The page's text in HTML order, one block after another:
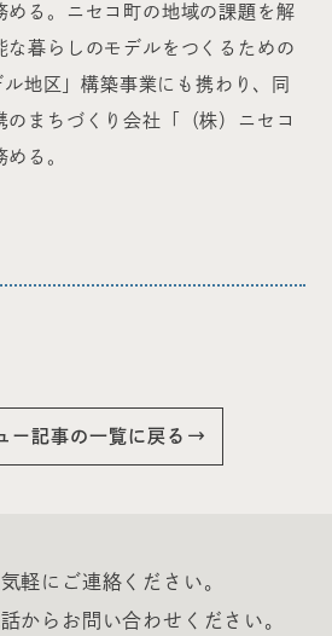
める。ニセコ町の地域の課題を解
な暮らしのモデルをつくるための
ル地区」構築事業にも携わり、同
のまちづくり会社「（株）ニセコ
る。
ー記事の一覧に戻る
軽にご連絡ください。
からお問い合わせください。